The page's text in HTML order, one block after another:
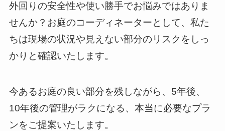
外回りの安全性や使い勝手でお悩みではありま
せんか？お庭のコーディネーターとして、私た
ちは現場の状況や見えない部分のリスクをしっ
かりと確認いたします。
今あるお庭の良い部分を残しながら、5年後、
10年後の管理がラクになる、本当に必要なプラ
ンをご提案いたします。